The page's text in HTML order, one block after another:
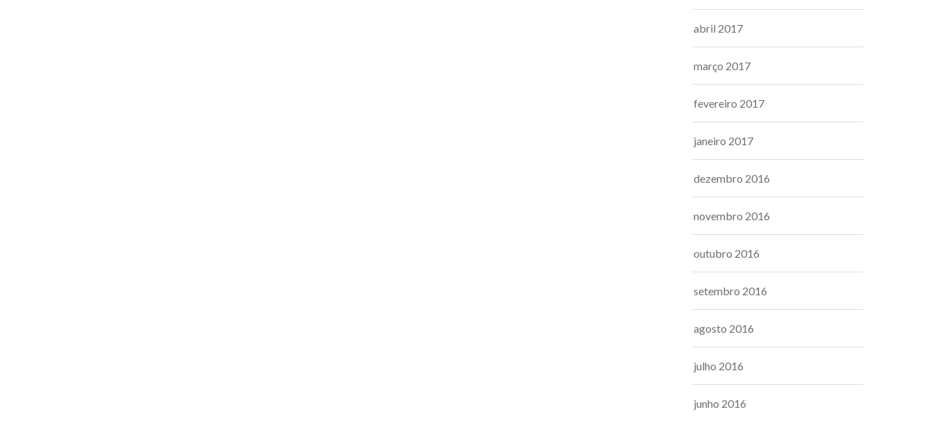
abril 2017
março 2017
fevereiro 2017
janeiro 2017
dezembro 2016
novembro 2016
outubro 2016
setembro 2016
agosto 2016
julho 2016
junho 2016